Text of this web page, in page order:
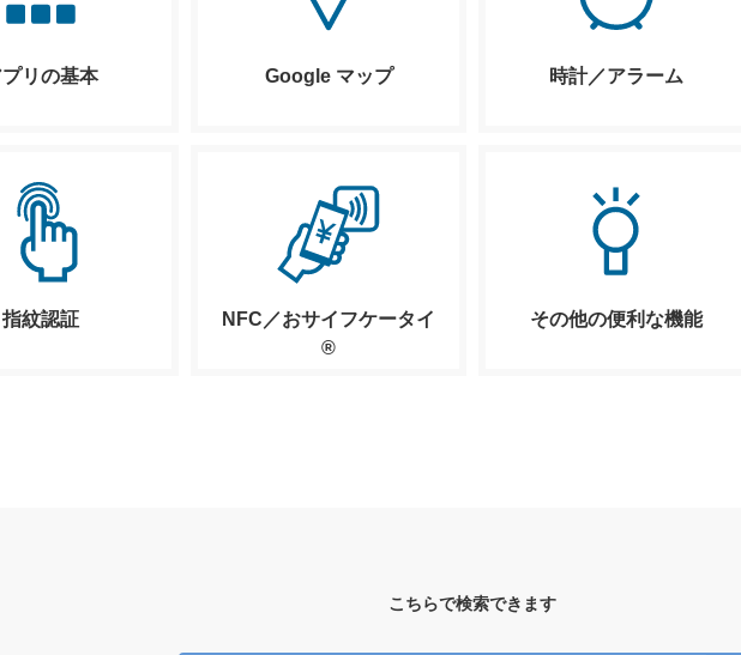
プリの基本 Google マップ 時計／アラーム
指紋認証
NFC／おサイフケータイ
®
その他の便利な機能
こちらで検索できます